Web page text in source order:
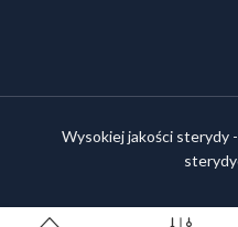
Wysokiej jakości sterydy